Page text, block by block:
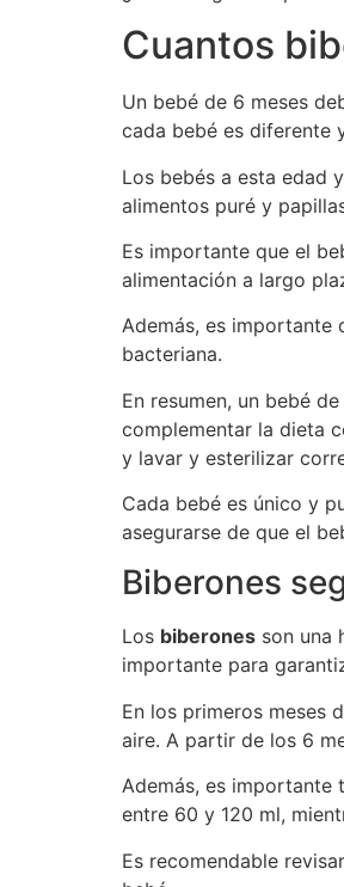
Cuantos
Un bebé de 6 meses
cada bebé es diferente
Los bebés a esta edad
alimentos puré y
Es importante que el
alimentación a largo
Además, es importante
bacteriana.
En resumen, un bebé
complementar la dieta
y lavar y esterilizar
Cada bebé es único y
asegurarse de que el
Biberones
Los biberones son una
importante para
En los primeros meses
aire. A partir de los 6
Además, es importante
entre 60 y 120 ml,
Es recomendable